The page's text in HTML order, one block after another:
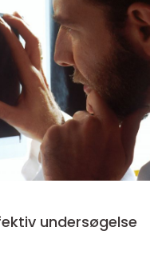
undersøgelse